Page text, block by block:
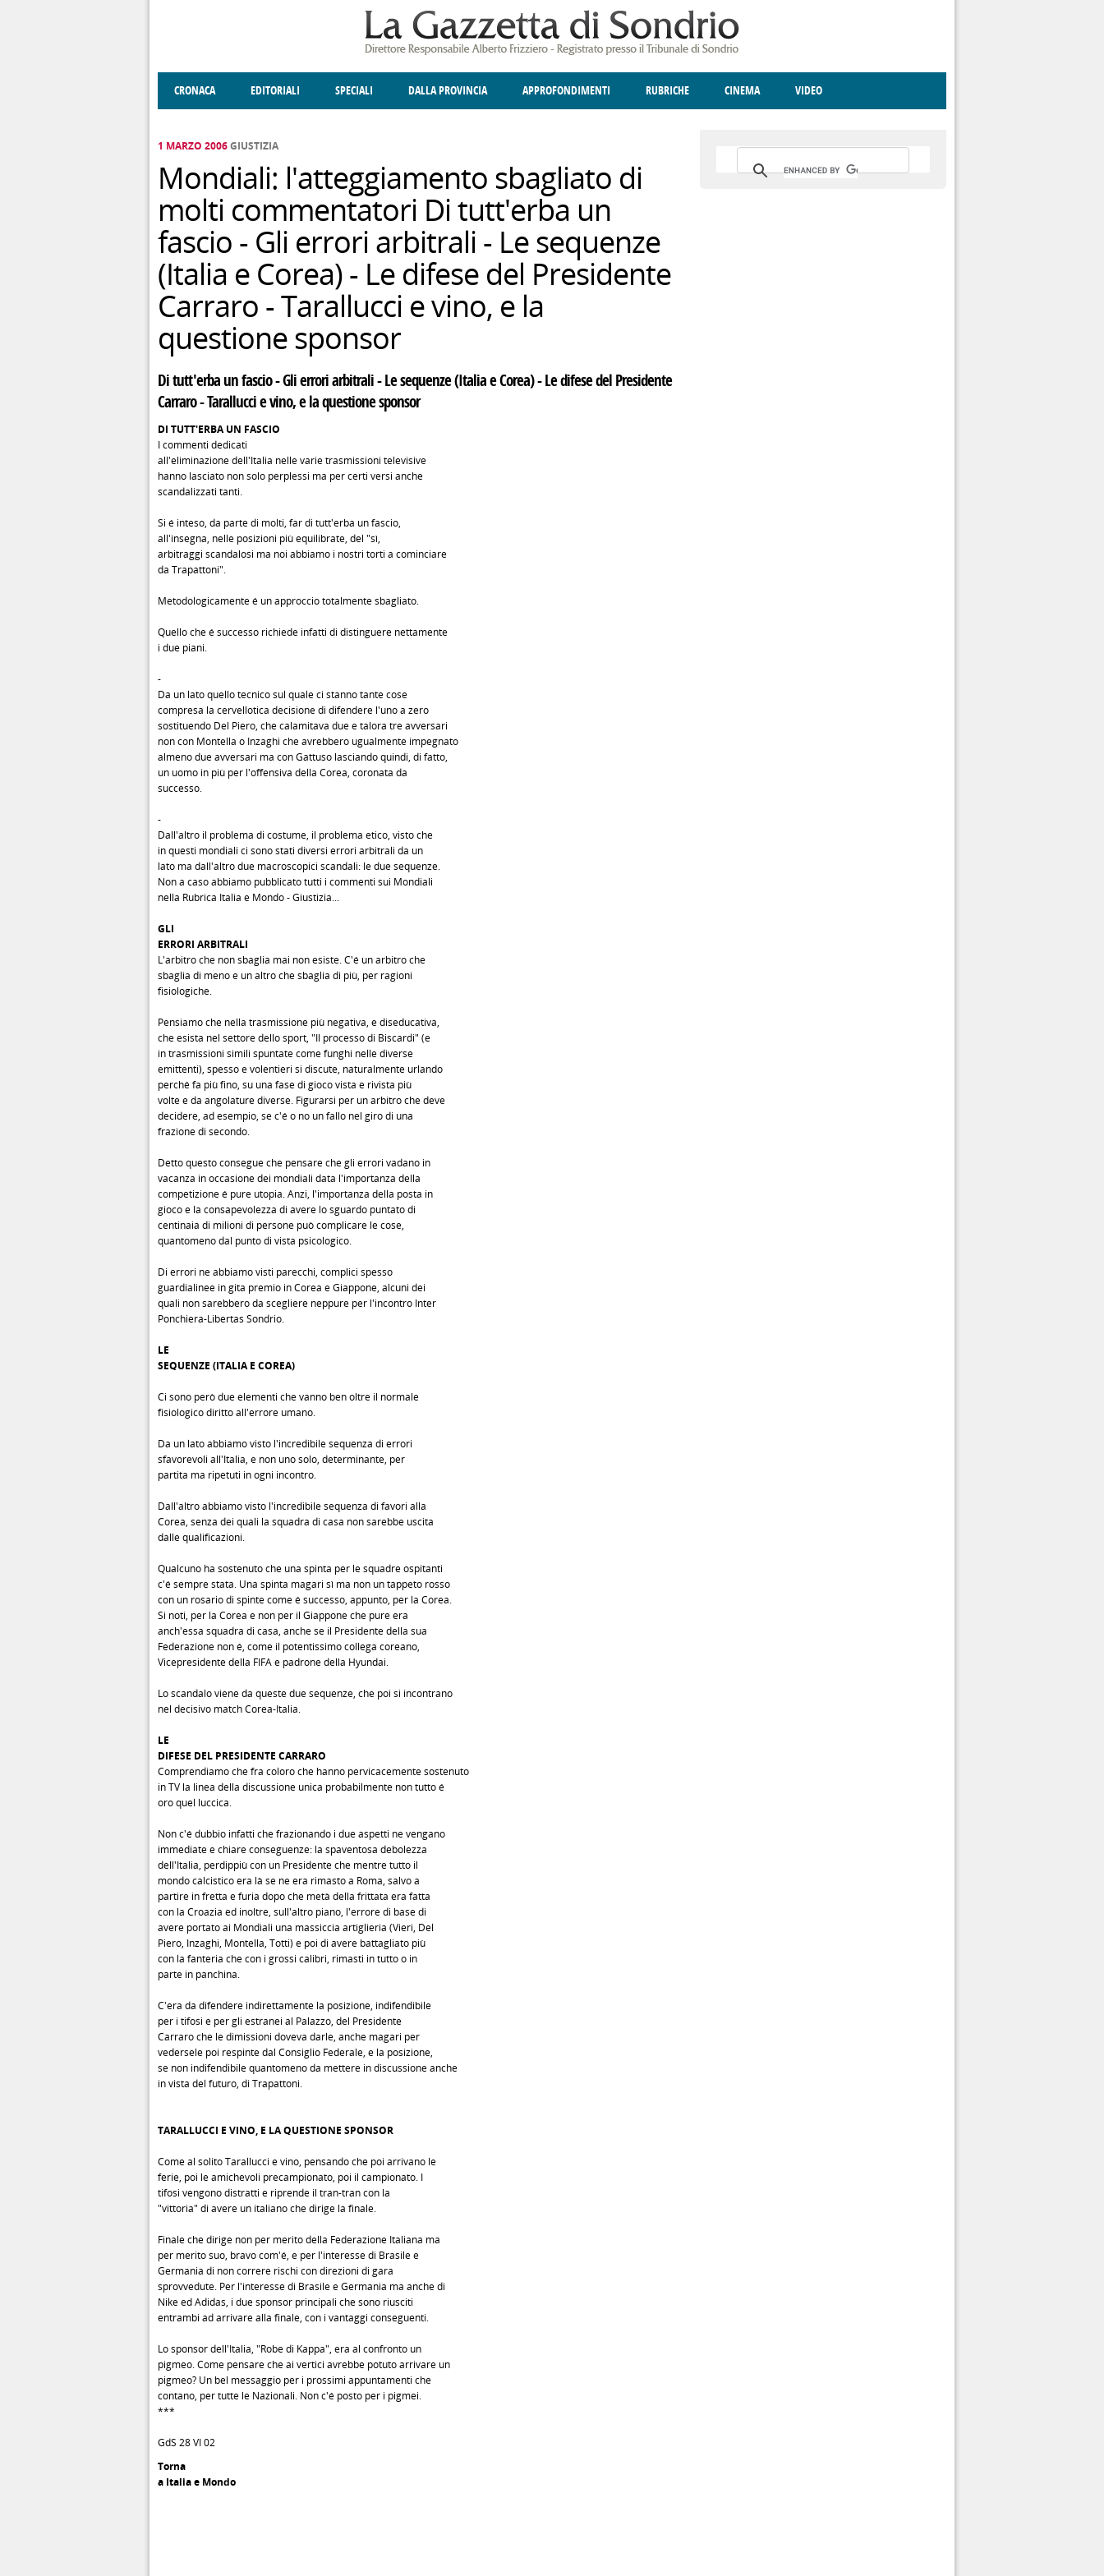
CRONACA EDITORIALI SPECIALI DALLA PROVINCIA APPROFONDIMENTI RUBRICHE CINEMA VIDEO
1 MARZO 2006GIUSTIZIA
Mondiali: l'atteggiamento sbagliato di
molti commentatori Di tutt'erba un
fascio - Gli errori arbitrali - Le sequenze
(Italia e Corea) - Le difese del Presidente
Carraro - Tarallucci e vino, e la
questione sponsor
Di tutt'erba un fascio - Gli errori arbitrali - Le sequenze (Italia e Corea) - Le difese del Presidente
Carraro - Tarallucci e vino, e la questione sponsor
DI TUTT'ERBA UN FASCIO
I commenti dedicati
all'eliminazione dell'Italia nelle varie trasmissioni televisive
hanno lasciato non solo perplessi ma per certi versi anche
scandalizzati tanti.
Si é inteso, da parte di molti, far di tutt'erba un fascio,
all'insegna, nelle posizioni più equilibrate, del "sì,
arbitraggi scandalosi ma noi abbiamo i nostri torti a cominciare
da Trapattoni".
Metodologicamente é un approccio totalmente sbagliato.
Quello che é successo richiede infatti di distinguere nettamente
i due piani.
-
Da un lato quello tecnico sul quale ci stanno tante cose
compresa la cervellotica decisione di difendere l'uno a zero
sostituendo Del Piero, che calamitava due e talora tre avversari
non con Montella o Inzaghi che avrebbero ugualmente impegnato
almeno due avversari ma con Gattuso lasciando quindi, di fatto,
un uomo in più per l'offensiva della Corea, coronata da
successo.
-
Dall'altro il problema di costume, il problema etico, visto che
in questi mondiali ci sono stati diversi errori arbitrali da un
lato ma dall'altro due macroscopici scandali: le due sequenze.
Non a caso abbiamo pubblicato tutti i commenti sui Mondiali
nella Rubrica Italia e Mondo - Giustizia...
GLI
ERRORI ARBITRALI
L'arbitro che non sbaglia mai non esiste. C'é un arbitro che
sbaglia di meno e un altro che sbaglia di più, per ragioni
fisiologiche.
Pensiamo che nella trasmissione più negativa, e diseducativa,
che esista nel settore dello sport, "Il processo di Biscardi" (e
in trasmissioni simili spuntate come funghi nelle diverse
emittenti), spesso e volentieri si discute, naturalmente urlando
perché fa più fino, su una fase di gioco vista e rivista più
volte e da angolature diverse. Figurarsi per un arbitro che deve
decidere, ad esempio, se c'é o no un fallo nel giro di una
frazione di secondo.
Detto questo consegue che pensare che gli errori vadano in
vacanza in occasione dei mondiali data l'importanza della
competizione é pure utopia. Anzi, l'importanza della posta in
gioco e la consapevolezza di avere lo sguardo puntato di
centinaia di milioni di persone può complicare le cose,
quantomeno dal punto di vista psicologico.
Di errori ne abbiamo visti parecchi, complici spesso
guardialinee in gita premio in Corea e Giappone, alcuni dei
quali non sarebbero da scegliere neppure per l'incontro Inter
Ponchiera-Libertas Sondrio.
LE
SEQUENZE (ITALIA E COREA)
Ci sono però due elementi che vanno ben oltre il normale
fisiologico diritto all'errore umano.
Da un lato abbiamo visto l'incredibile sequenza di errori
sfavorevoli all'Italia, e non uno solo, determinante, per
partita ma ripetuti in ogni incontro.
Dall'altro abbiamo visto l'incredibile sequenza di favori alla
Corea, senza dei quali la squadra di casa non sarebbe uscita
dalle qualificazioni.
Qualcuno ha sostenuto che una spinta per le squadre ospitanti
c'é sempre stata. Una spinta magari sì ma non un tappeto rosso
con un rosario di spinte come é successo, appunto, per la Corea.
Si noti, per la Corea e non per il Giappone che pure era
anch'essa squadra di casa, anche se il Presidente della sua
Federazione non é, come il potentissimo collega coreano,
Vicepresidente della FIFA e padrone della Hyundai.
Lo scandalo viene da queste due sequenze, che poi si incontrano
nel decisivo match Corea-Italia.
LE
DIFESE DEL PRESIDENTE CARRARO
Comprendiamo che fra coloro che hanno pervicacemente sostenuto
in TV la linea della discussione unica probabilmente non tutto é
oro quel luccica.
Non c'é dubbio infatti che frazionando i due aspetti ne vengano
immediate e chiare conseguenze: la spaventosa debolezza
dell'Italia, perdippiù con un Presidente che mentre tutto il
mondo calcistico era là se ne era rimasto a Roma, salvo a
partire in fretta e furia dopo che metà della frittata era fatta
con la Croazia ed inoltre, sull'altro piano, l'errore di base di
avere portato ai Mondiali una massiccia artiglieria (Vieri, Del
Piero, Inzaghi, Montella, Totti) e poi di avere battagliato più
con la fanteria che con i grossi calibri, rimasti in tutto o in
parte in panchina.
C'era da difendere indirettamente la posizione, indifendibile
per i tifosi e per gli estranei al Palazzo, del Presidente
Carraro che le dimissioni doveva darle, anche magari per
vedersele poi respinte dal Consiglio Federale, e la posizione,
se non indifendibile quantomeno da mettere in discussione anche
in vista del futuro, di Trapattoni.
TARALLUCCI E VINO, E LA QUESTIONE SPONSOR
Come al solito Tarallucci e vino, pensando che poi arrivano le
ferie, poi le amichevoli precampionato, poi il campionato. I
tifosi vengono distratti e riprende il tran-tran con la
"vittoria" di avere un italiano che dirige la finale.
Finale che dirige non per merito della Federazione Italiana ma
per merito suo, bravo com'é, e per l'interesse di Brasile e
Germania di non correre rischi con direzioni di gara
sprovvedute. Per l'interesse di Brasile e Germania ma anche di
Nike ed Adidas, i due sponsor principali che sono riusciti
entrambi ad arrivare alla finale, con i vantaggi conseguenti.
Lo sponsor dell'Italia, "Robe di Kappa", era al confronto un
pigmeo. Come pensare che ai vertici avrebbe potuto arrivare un
pigmeo? Un bel messaggio per i prossimi appuntamenti che
contano, per tutte le Nazionali. Non c'é posto per i pigmei.
***
GdS 28 VI 02
Torna
a Italia e Mondo